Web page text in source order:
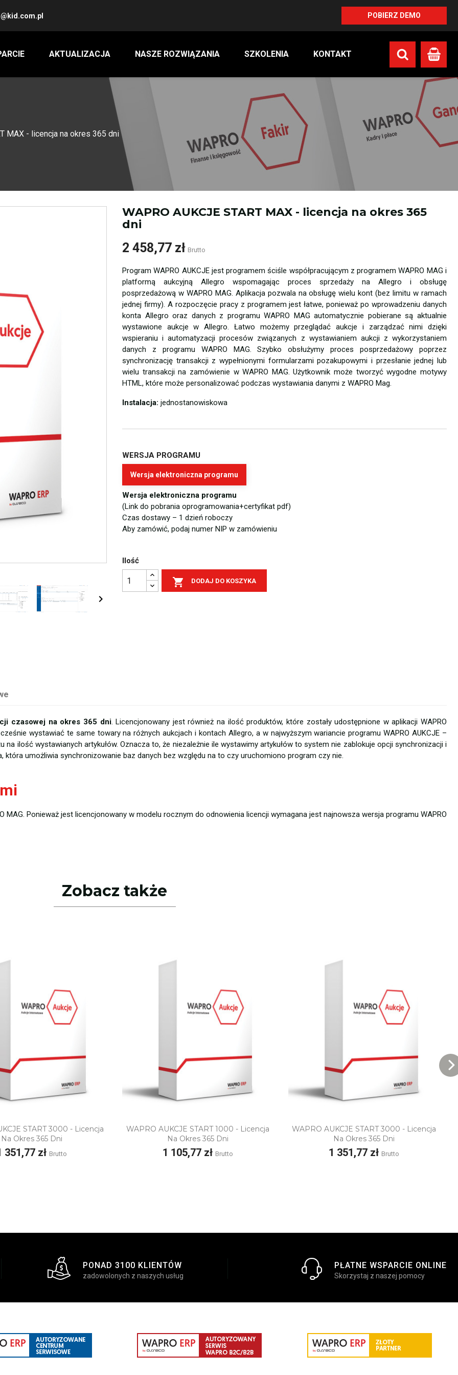
POBIERZ DEMO
AKTUALIZACJA NASZE ROZWIĄZANIA SZKOLENIA
KONTAKT
MAX - licencja na okres 365 dni

WAPRO AUKCJE START MAX - licencja na okres 365
dni
2 458,77 zł Brutto
Program WAPRO AUKCJE jest programem ściśle współpracującym z programem WAPRO MAG i
platformą aukcyjną Allegro wspomagając proces sprzedaży na Allegro i obsługę
posprzedażową w WAPRO MAG. Aplikacja pozwala na obsługę wielu kont (bez limitu w ramach
jednej firmy). A rozpoczęcie pracy z programem jest łatwe, ponieważ po wprowadzeniu danych
konta Allegro oraz danych z programu WAPRO MAG automatycznie pobierane są aktualnie
wystawione aukcje w Allegro. Łatwo możemy przeglądać aukcje i zarządzać nimi dzięki
wspieraniu i automatyzacji procesów związanych z wystawianiem aukcji z wykorzystaniem
danych z programu WAPRO MAG. Szybko obsłużymy proces posprzedażowy poprzez
synchronizację transakcji z wypełnionymi formularzami pozakupowymi i przesłanie jednej lub
wielu transakcji na zamówienie w WAPRO MAG. Użytkownik może tworzyć wygodne motywy
HTML, które może personalizować podczas wystawiania danymi z WAPRO Mag.
Instalacja: jednostanowiskowa
WERSJA PROGRAMU
Wersja elektroniczna programu
Wersja elektroniczna programu
(Link do pobrania oprogramowania+certyfikat pdf)
Czas dostawy – 1 dzień roboczy
Aby zamówić, podaj numer NIP w zamówieniu
Ilość
 DODAJ DO KOSZYKA
czasowej na okres 365 dni. Licencjonowany jest również na ilość produktów, które zostały udostępnione w aplikacji WAPRO
wystawiać te same towary na różnych aukcjach i kontach Allegro, a w najwyższym wariancie programu WAPRO AUKCJE –
ilość wystawianych artykułów. Oznacza to, że niezależnie ile wystawimy artykułów to system nie zablokuje opcji synchronizacji i
która umożliwia synchronizowanie baz danych bez względu na to czy uruchomiono program czy nie.
MAG. Ponieważ jest licencjonowany w modelu rocznym do odnowienia licencji wymagana jest najnowsza wersja programu WAPRO
Zobacz także
Szybki podgląd
START 3000 - Licencja
Na Okres 365 Dni
351,77 zł Brutto
Szybki podgląd
WAPRO AUKCJE START 1000 - Licencja
Na Okres 365 Dni
Cena
1 105,77 zł Brutto
Szybki podgląd
WAPRO AUKCJE START 3000 - Licencja
Na Okres 365 Dni
Cena
1 351,77 zł Brutto
PONAD 3100 KLIENTÓW
zadowolonych z naszych usług
PŁATNE WSPARCIE ONLINE
Skorzystaj z naszej pomocy